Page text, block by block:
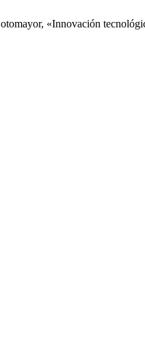
«Innovación